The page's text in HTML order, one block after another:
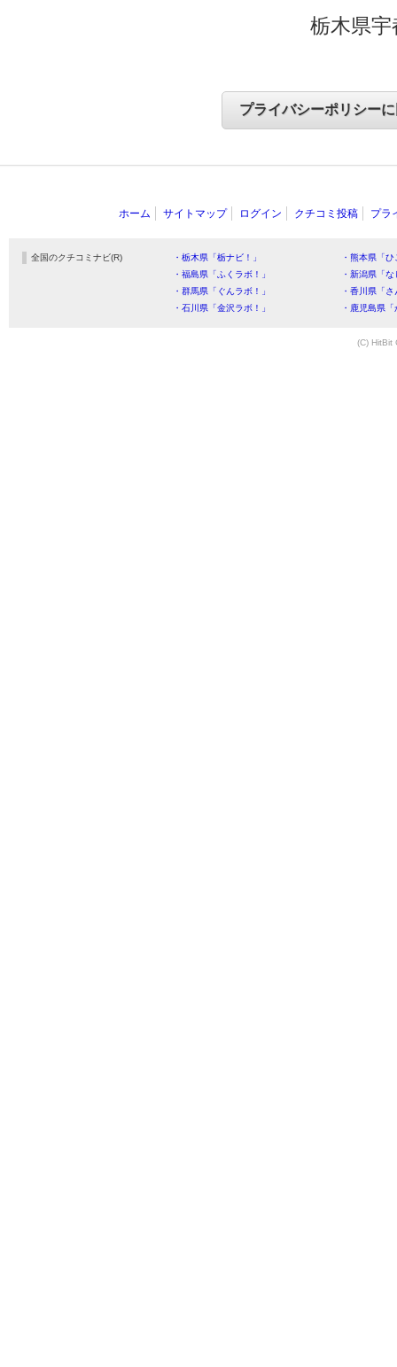
栃木県
ホーム サイトマップ ログイン クチコミ投稿 プラ
全国のクチコミナビ(R) ・栃木県「栃ナビ！」
・熊本県「
・福島県「ふくラボ！」
・新潟県「
・群馬県「ぐんラボ！」
・香川県「
・石川県「金沢ラボ！」
・鹿児島県
(C) HitBit